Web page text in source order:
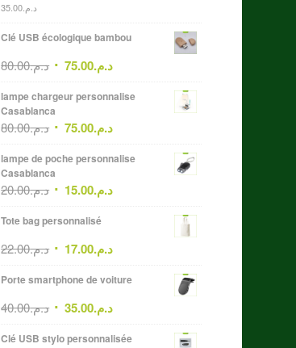
د.م. 35.00
Clé USB écologique bambou
د.م.80.00 د.م.75.00
lampe chargeur personnalise
Casablanca
د.م.80.00 د.م.75.00
lampe de poche personnalise
Casablanca
د.م.20.00 د.م.15.00
Tote bag personnalisé
د.م.22.00 د.م.17.00
Porte smartphone de voiture
د.م.40.00 د.م.35.00
Clé USB stylo personnalisée